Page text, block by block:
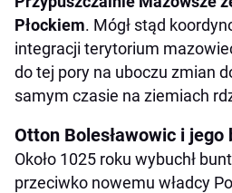
Płockiem. Mógł stąd
integracji terytorium
do tej pory na uboczu zmian
samym czasie na ziemiach
Otton Bolesławowic i jego
Około 1025 roku wybuchł
przeciwko nowemu władcy